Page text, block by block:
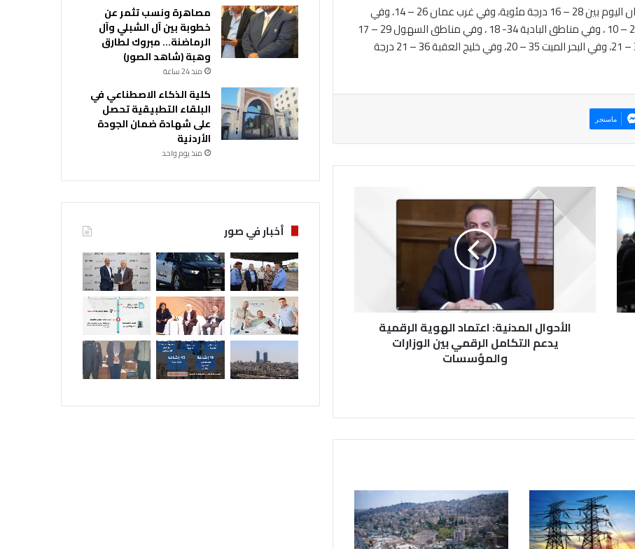
وتتراوح درجات الحرارة العظمى والصغرى في شرق عمان اليوم بين 28 – 16 درجة مئوية، وفي غرب عمان 26 – 14، وفي
المرتفعات الشمالية 24 – 13 ، وفي مرتفعات الشراة 23 – 10 ، وفي مناطق البادية 34- 18 ، وفي مناطق السهول 29 – 17
، وفي الأغوار الشمالية 34- 18، وفي الأغوار الجنوبية 36 – 21، وفي البحر الميت 35 – 20، وفي خليج العقبة 36 – 21 درجة
ماسنجر
ا
ت
د
ا
ل
ه
الأحوال المدنية: اعتماد الهوية الرقمية
يدعم التكامل الرقمي بين الوزارات
والمؤسسات
مصاهرة ونسب تثمر عن
خطوبة بين آل الشبلي وآل
الرماضنة… مبروك لطارق
وهبة (شاهد الصور)
منذ 24 ساعة
كلية الذكاء الاصطناعي في
البلقاء التطبيقية تحصل
على شهادة ضمان الجودة
الأردنية
منذ يوم واحد
أخبار في صور